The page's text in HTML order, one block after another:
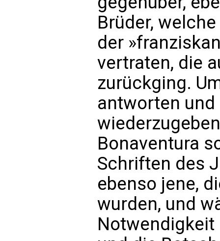
Brüder,
der
vertraten, die
zurückging.
antworten und
Bonaventura
Schriften des
ebenso jene,
wurden, und
Notwendigkeit